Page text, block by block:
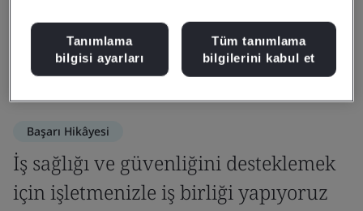
İletişime geçin
Başarı Hikâyesi
İş sağlığı ve güvenliğini desteklemek
için işletmenizle iş birliği yapıyoruz
Tanımlama
bilgisi ayarları
Tüm tanımlama
bilgilerini kabul et